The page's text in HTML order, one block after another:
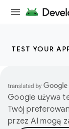
TEST YOUR
Google używa
Twój
przez AI mogą